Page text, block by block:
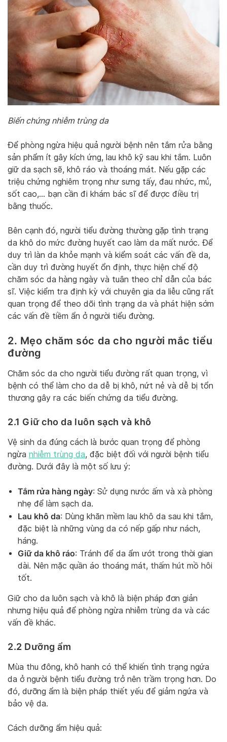
Biến chứng nhiễm trùng da
Để phòng ngừa hiệu quả người bệnh nên tắm rửa bằng
sản phẩm ít gây kích ứng, lau khô kỹ sau khi tắm. Luôn
giữ da sạch sẽ, khô ráo và thoáng mát. Nếu gặp các
triệu chứng nghiêm trọng như sưng tấy, đau nhức, mủ,
sốt cao,… bạn cần đi khám bác sĩ để được điều trị
bằng thuốc.
Bên cạnh đó, người tiểu đường thường gặp tình trạng
da khô do mức đường huyết cao làm da mất nước. Để
duy trì làn da khỏe mạnh và kiểm soát các vấn đề da,
cần duy trì đường huyết ổn định, thực hiện chế độ
chăm sóc da hàng ngày và tuân theo chỉ dẫn của bác
sĩ. Việc kiểm tra định kỳ với chuyên gia da liễu cũng rất
quan trọng để theo dõi tình trạng da và phát hiện sớm
các vấn đề tiềm ẩn ở người tiểu đường.
2. Mẹo chăm sóc da cho người mắc tiểu
đường
Chăm sóc da cho người tiểu đường rất quan trọng, vì
bệnh có thể làm cho da dễ bị khô, nứt nẻ và dễ bị tổn
thương gây ra các biến chứng da tiểu đường.
2.1 Giữ cho da luôn sạch và khô
Vệ sinh da đúng cách là bước quan trọng để phòng
ngừa nhiễm trùng da, đặc biệt đối với người bệnh tiểu
đường. Dưới đây là một số lưu ý:
Tắm rửa hàng ngày: Sử dụng nước ấm và xà phòng
nhẹ để làm sạch da.
Lau khô da: Dùng khăn mềm lau khô da sau khi tắm,
đặc biệt là những vùng da có nếp gấp như nách,
háng.
Giữ da khô ráo: Tránh để da ẩm ướt trong thời gian
dài. Nên mặc quần áo thoáng mát, thấm hút mồ hôi
tốt.
Giữ cho da luôn sạch và khô là biện pháp đơn giản
nhưng hiệu quả để phòng ngừa nhiễm trùng da và các
vấn đề khác.
2.2 Dưỡng ẩm
Mùa thu đông, khô hanh có thể khiến tình trạng ngứa
da ở người bệnh tiểu đường trở nên trầm trọng hơn. Do
đó, dưỡng ẩm là biện pháp thiết yếu để giảm ngứa và
bảo vệ da.
Cách dưỡng ẩm hiệu quả: